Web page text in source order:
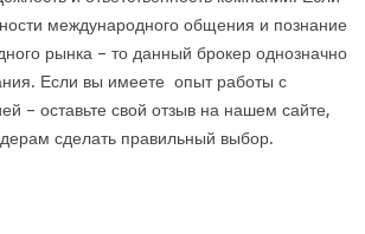
международного общения и познание
рынка – то данный брокер однозначно
Если вы имеете опыт работы с
– оставьте свой отзыв на нашем сайте,
сделать правильный выбор.